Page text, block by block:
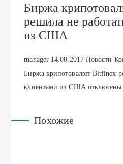
Биржа
решила не
из США
manager 14.08.2017 Новости
Биржа крипотовалют Bitfinex
клиентами из США отключены
Похожие